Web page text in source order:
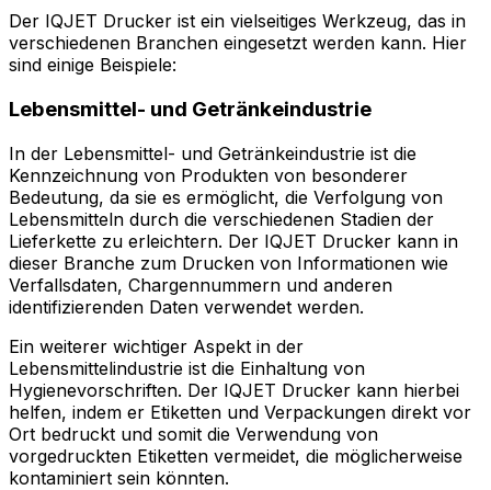
Der IQJET Drucker ist ein vielseitiges Werkzeug, das in
verschiedenen Branchen eingesetzt werden kann. Hier
sind einige Beispiele:
Lebensmittel- und Getränkeindustrie
In der Lebensmittel- und Getränkeindustrie ist die
Kennzeichnung von Produkten von besonderer
Bedeutung, da sie es ermöglicht, die Verfolgung von
Lebensmitteln durch die verschiedenen Stadien der
Lieferkette zu erleichtern. Der IQJET Drucker kann in
dieser Branche zum Drucken von Informationen wie
Verfallsdaten, Chargennummern und anderen
identifizierenden Daten verwendet werden.
Ein weiterer wichtiger Aspekt in der
Lebensmittelindustrie ist die Einhaltung von
Hygienevorschriften. Der IQJET Drucker kann hierbei
helfen, indem er Etiketten und Verpackungen direkt vor
Ort bedruckt und somit die Verwendung von
vorgedruckten Etiketten vermeidet, die möglicherweise
kontaminiert sein könnten.